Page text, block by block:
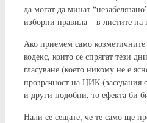
да могат да минат
изборни правила – в листите на
Ако приемем само
кодекс, които се спрягат тези
гласуване (което никому не е
прозрачност на ЦИК (заседания
и други подобни, то ефекта би
Нали се сещате, че те само ще